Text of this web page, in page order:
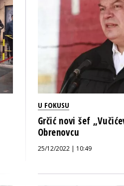
U FOKUSU
Grčić novi šef
Obrenovcu
25/12/2022 | 10:49